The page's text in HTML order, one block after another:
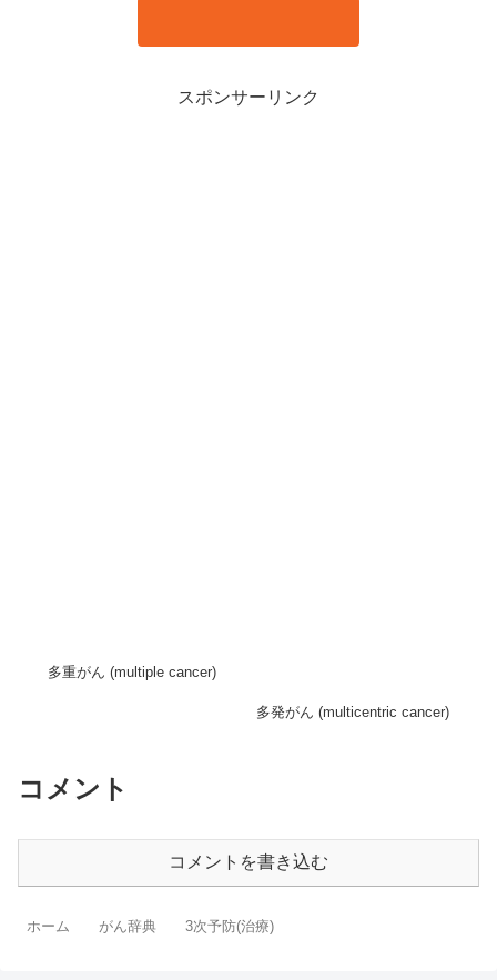
スポンサーリンク
多重がん (multiple cancer)
多発がん (multicentric cancer)
コメント
コメントを書き込む
ホーム がん辞典 3次予防(治療)